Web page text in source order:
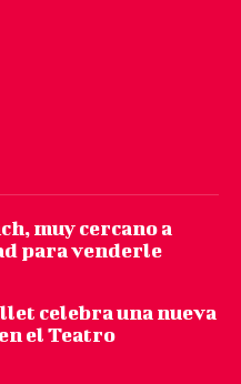
muy cercano a
para venderle
celebra una nueva
el Teatro